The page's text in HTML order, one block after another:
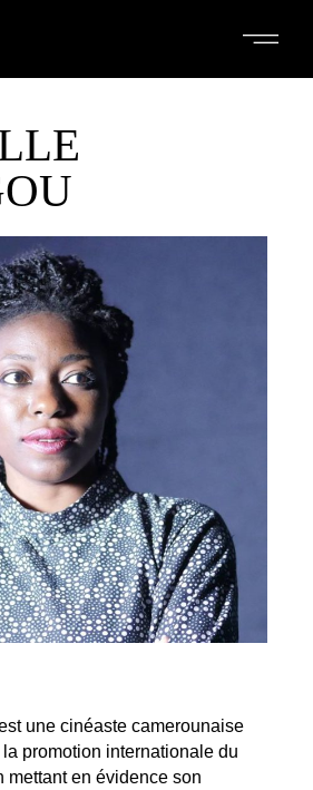
une cinéaste camerounaise
promotion internationale du
mettant en évidence son